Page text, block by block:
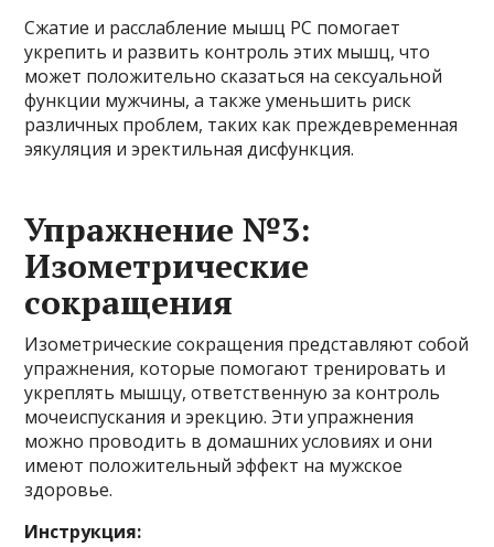
Сжатие и расслабление мышц PC помогает
укрепить и развить контроль этих мышц, что
может положительно сказаться на сексуальной
функции мужчины, а также уменьшить риск
различных проблем, таких как преждевременная
эякуляция и эректильная дисфункция.
Упражнение №3:
Изометрические
сокращения
Изометрические сокращения представляют собой
упражнения, которые помогают тренировать и
укреплять мышцу, ответственную за контроль
мочеиспускания и эрекцию. Эти упражнения
можно проводить в домашних условиях и они
имеют положительный эффект на мужское
здоровье.
Инструкция: